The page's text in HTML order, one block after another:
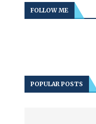
FOLLOW ME
POPULAR POSTS